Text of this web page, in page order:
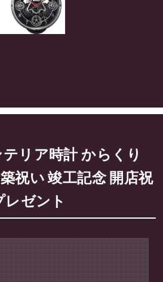
リア時計 からくり
祝い 竣工記念 開店祝
レゼント